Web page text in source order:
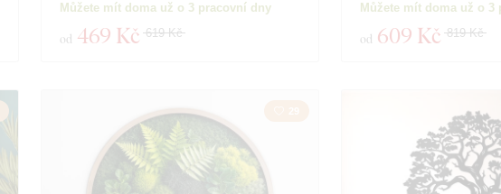
Zobrazit 2137 produktů
Můžete mít doma už o 3 pracovní dny
od 469 Kč 619 Kč
Můžete mít doma už o 3
od 609 Kč 819 Kč